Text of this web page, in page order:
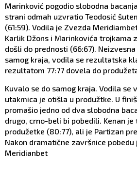
Marinković pogodio slobodna
strani odmah uzvratio Teodosić
(61:59). Vodila je Zvezda
Karlik Džons i Marinkovića trojkama
došli do prednosti (66:67).
samog kraja, vodila se rezultatska
rezultatom 77:77 dovela do
Kuvalo se do samog kraja. Vodila se
utakmica je otišla u produžtke. U
promašio jedno od dva slobodna
drugo, crno-beli bi pobedili. Kenan
produžetke (80:77), ali je Partizan
Nakon dramatične završnice
Meridianbet